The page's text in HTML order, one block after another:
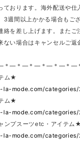
ております。海外配送や仕
3週間以上かかる場合もご
絡を差し上げます。また
ない場合はキャンセルご返
—＊—＊—＊—＊—＊—
ム★
la-mode.com/
ム★
la-mode.com/
ンプスーツetc・アイテム★
mode.com/categories/